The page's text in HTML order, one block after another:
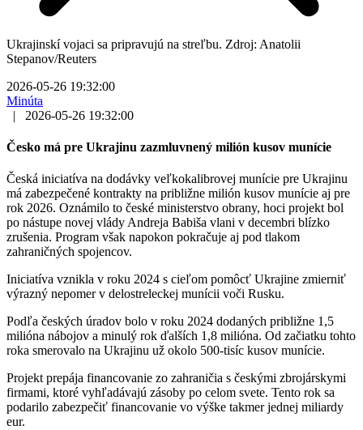
Ukrajinskí vojaci sa pripravujú na streľbu. Zdroj: Anatolii
Stepanov/Reuters
2026-05-26 19:32:00
Minúta
|
2026-05-26 19:32:00
Česko má pre Ukrajinu zazmluvnený milión kusov munície
Česká iniciatíva na dodávky veľkokalibrovej munície pre Ukrajinu
má zabezpečené kontrakty na približne milión kusov munície aj pre
rok 2026. Oznámilo to české ministerstvo obrany, hoci projekt bol
po nástupe novej vlády Andreja Babiša vlani v decembri blízko
zrušenia. Program však napokon pokračuje aj pod tlakom
zahraničných spojencov.
Iniciatíva vznikla v roku 2024 s cieľom pomôcť Ukrajine zmierniť
výrazný nepomer v delostreleckej munícii voči Rusku.
Podľa českých úradov bolo v roku 2024 dodaných približne 1,5
milióna nábojov a minulý rok ďalších 1,8 milióna. Od začiatku tohto
roka smerovalo na Ukrajinu už okolo 500-tisíc kusov munície.
Projekt prepája financovanie zo zahraničia s českými zbrojárskymi
firmami, ktoré vyhľadávajú zásoby po celom svete. Tento rok sa
podarilo zabezpečiť financovanie vo výške takmer jednej miliardy
eur.